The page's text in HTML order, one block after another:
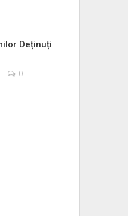
Deținuți
0